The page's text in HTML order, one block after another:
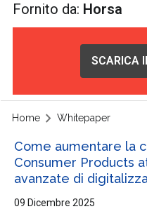
Fornito da: Horsa
SCARICA
Home Whitepaper
Come aumentare la
Consumer Products
avanzate di
09 Dicembre 2025